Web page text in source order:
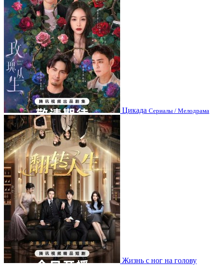
Цикада Сериалы / Мелодрама
Жизнь с ног на голову